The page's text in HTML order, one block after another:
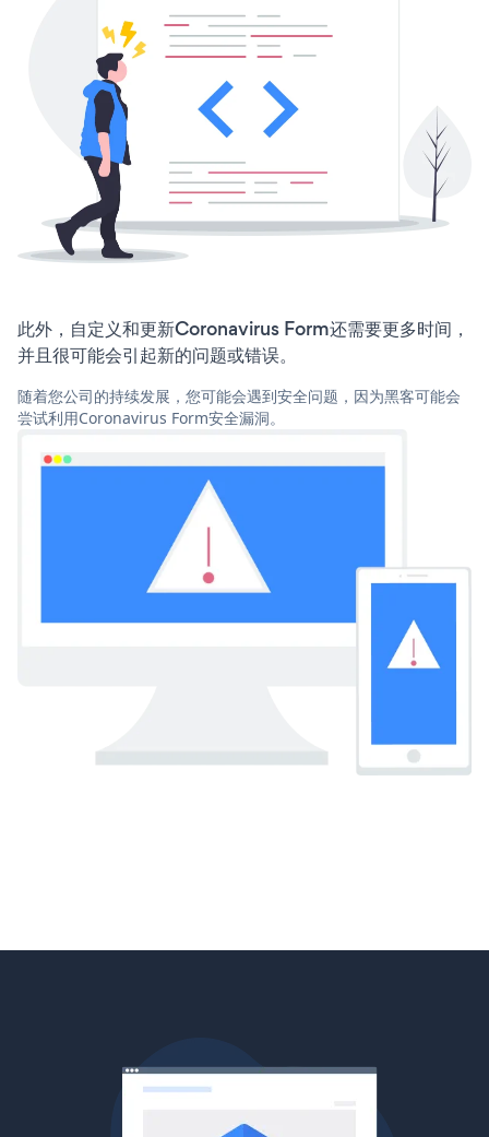
此外，自定义和更新Coronavirus Form还需要更多时间，
并且很可能会引起新的问题或错误。
随着您公司的持续发展，您可能会遇到安全问题，因为黑客可能会
尝试利用Coronavirus Form安全漏洞。